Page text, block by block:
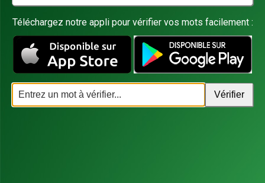
Téléchargez notre appli pour vérifier vos mots facilement :